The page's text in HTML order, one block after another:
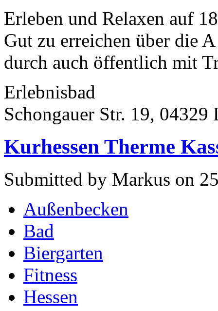
Erleben und Relaxen auf
Gut zu erreichen über die
durch auch öffentlich mit
Erlebnisbad
Schongauer Str. 19, 04329
Kurhessen Therme
Submitted by Markus on
Außenbecken
Bad
Biergarten
Fitness
Hessen